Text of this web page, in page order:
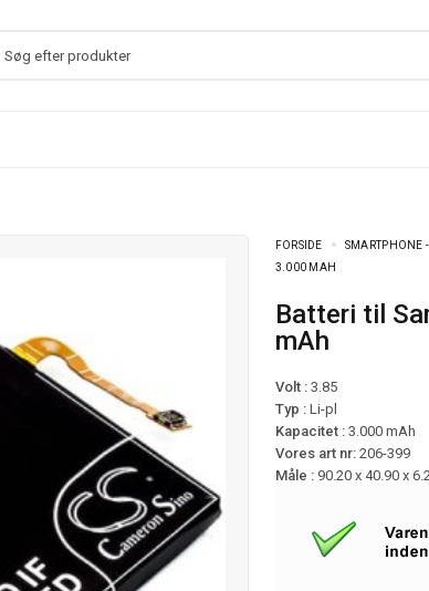
FORSIDE SMARTPHONE
3.000 MAH
Batteri til Samsung Galaxy S7 Active mfl – 3.000
mAh
Volt :3.85
Typ : Li-pl
Kapacitet : 3.000 mAh
Vores art nr: 206-399
Måle : 90.20 x 40.90 x